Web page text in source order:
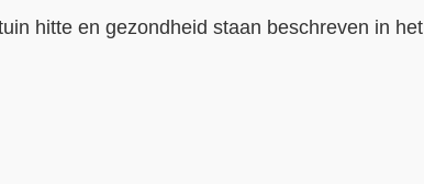
hitte en gezondheid staan beschreven in het